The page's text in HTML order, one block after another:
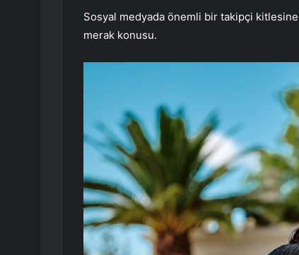
Sosyal medyada önemli bir takipçi
merak konusu.